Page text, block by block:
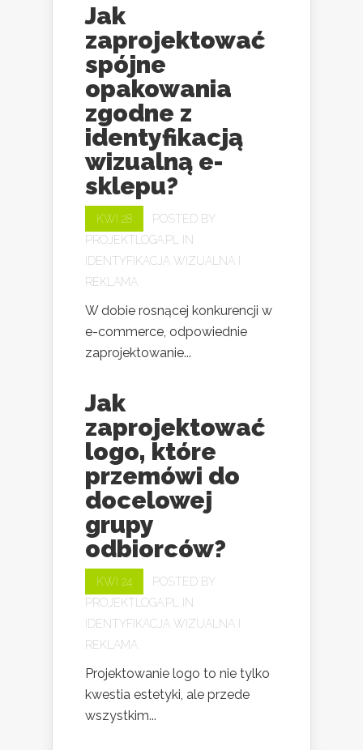
Jak
zaprojektować
spójne
opakowania
zgodne z
identyfikacją
wizualną e-
sklepu?
KWI 28
POSTED BY
PROJEKTLOGA.PL
IN
IDENTYFIKACJA WIZUALNA I
REKLAMA
W dobie rosnącej konkurencji w
e-commerce, odpowiednie
zaprojektowanie...
Jak
zaprojektować
logo, które
przemówi do
docelowej
grupy
odbiorców?
KWI 24
POSTED BY
PROJEKTLOGA.PL
IN
IDENTYFIKACJA WIZUALNA I
REKLAMA
Projektowanie logo to nie tylko
kwestia estetyki, ale przede
wszystkim...